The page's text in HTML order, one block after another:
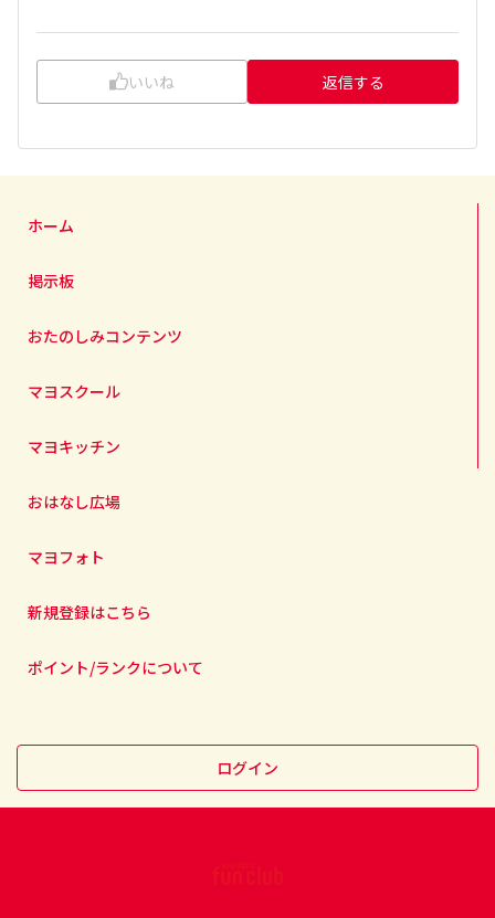
いいね 返信する
ホーム
掲示板
おたのしみコンテンツ
マヨスクール
マヨキッチン
おはなし広場
マヨフォト
新規登録はこちら
ポイント/ランクについて
ログイン